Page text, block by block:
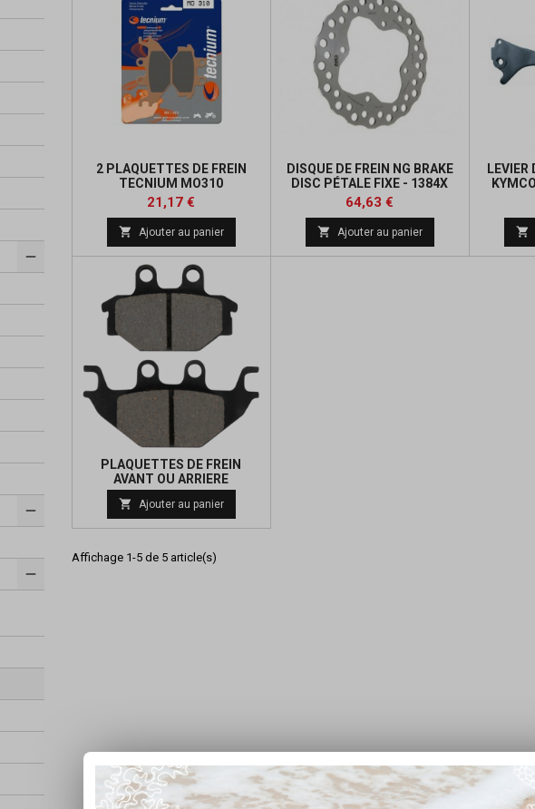
2 PLAQUETTES DE FREIN
TECNIUM MO310
Prix
21,17 €
base
 Ajouter au panier
DISQUE DE FREIN NG BRAKE
DISC PÉTALE FIXE - 1384X
Prix
64,63 €
 Ajouter au panier
LEVIER

PLAQUETTES DE FREIN
AVANT OU ARRIERE
de
 Ajouter au panier
Affichage 1-5 de 5 article(s)